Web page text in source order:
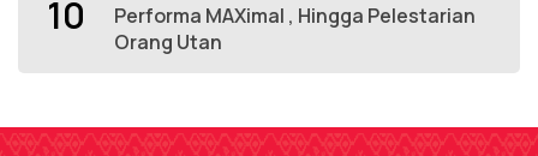
10
Performa MAXimal , Hingga Pelestarian
Orang Utan